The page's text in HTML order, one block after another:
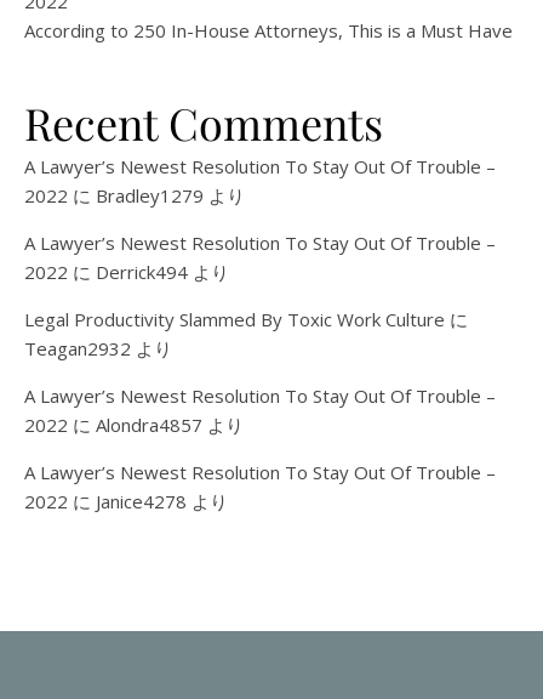
According to 250 In-House Attorneys, This is a Must Have
Recent Comments
A Lawyer’s Newest Resolution To Stay Out Of Trouble –
2022 に Bradley1279 より
A Lawyer’s Newest Resolution To Stay Out Of Trouble –
2022 に Derrick494 より
Legal Productivity Slammed By Toxic Work Culture に
Teagan2932 より
A Lawyer’s Newest Resolution To Stay Out Of Trouble –
2022 に Alondra4857 より
A Lawyer’s Newest Resolution To Stay Out Of Trouble –
2022 に Janice4278 より